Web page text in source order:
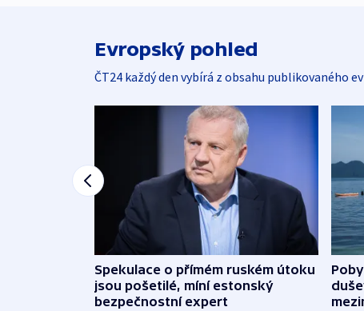
Evropský pohled
ČT24 každý den vybírá z obsahu publikovaného
Spekulace o přímém ruském útoku
jsou pošetilé, míní estonský
bezpečnostní expert